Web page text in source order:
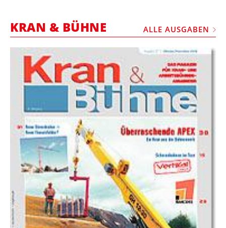
MARKTPLATZ
ABONNEMENTS
VIDEOS
BIBLIOTHEK
KRAN & BÜHNE
MEDIADATEN
WÄHRUNGSRECHNER
EINHEITENKONVERTER
KONTAKT
KRAN & BÜHNE ALLE AUSGABEN